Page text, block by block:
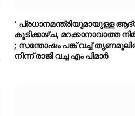
‘ പ്രധാനമന്ത്രിയുമായുള്ള
കൂടിക്കാഴ്ച, മറക്കാനാവാത്ത
; സന്തോഷം പങ്ക് വച്ച്
നിന്ന് രാജി വച്ച എം പിമാർ